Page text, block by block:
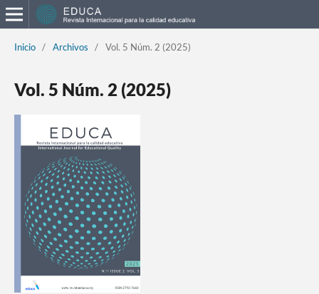
Inicio / Archivos / Vol. 5 Núm. 2 (2025)
Vol. 5 Núm. 2 (2025)